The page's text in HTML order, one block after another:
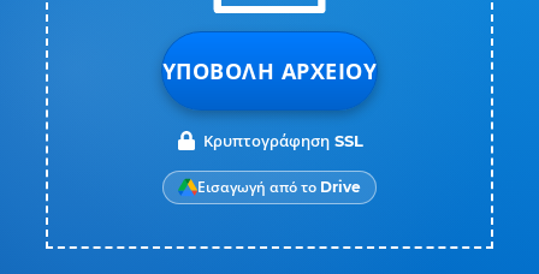
ΥΠΟΒΟΛΉ ΑΡΧΕΊΟΥ
Κρυπτογράφηση SSL
Εισαγωγή από το Drive